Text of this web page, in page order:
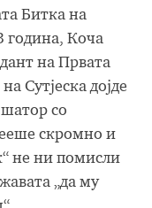
Битка на
година, Коча
на Првата
Сутјеска дојде
шатор со
скромно и
не ни помисли
„да му